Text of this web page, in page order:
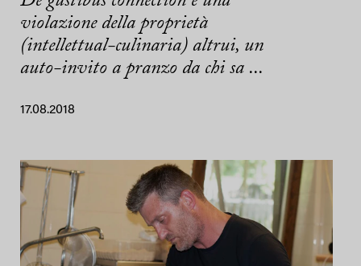
violazione della proprietà
(intellettual-culinaria) altrui, un
auto-invito a pranzo da chi sa ...
17.08.2018